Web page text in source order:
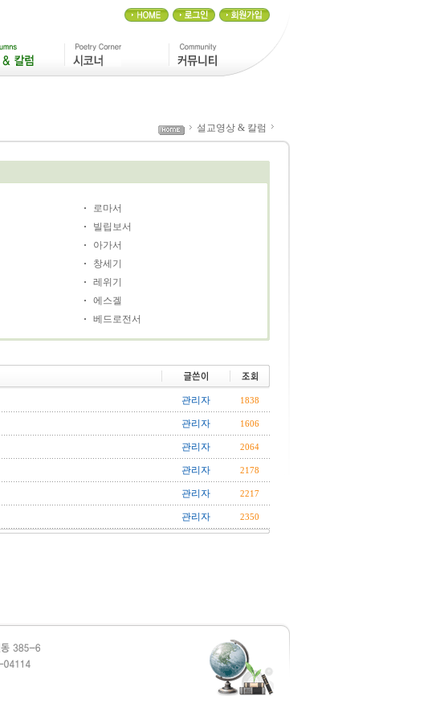
설교영상 & 칼럼
로마서
빌립보서
아가서
창세기
레위기
에스겔
베드로전서
관리자 1838
관리자 1606
관리자 2064
관리자 2178
관리자 2217
관리자 2350